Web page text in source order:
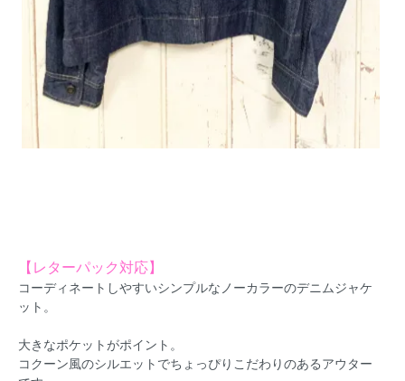
【レターパック対応】
コーディネートしやすいシンプルなノーカラーのデニムジャケ
ット。
大きなポケットがポイント。
コクーン風のシルエットでちょっぴりこだわりのあるアウター